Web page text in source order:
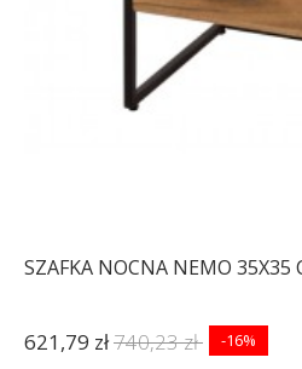
SZAFKA NOCNA NEMO 35X35
621,79 zł740,23 zł -16%